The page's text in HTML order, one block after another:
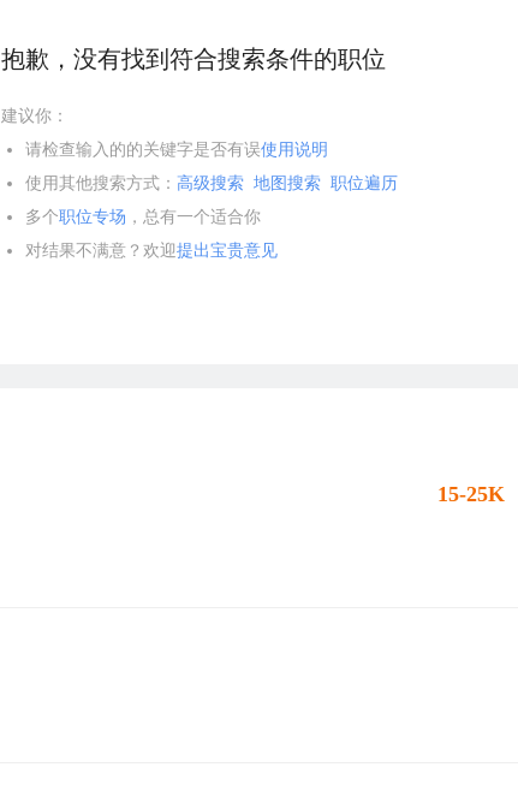
抱歉，没有找到符合搜索条件的职位
建议你：
请检查输入的的关键字是否有误使用说明
使用其他搜索方式： 高级搜索 地图搜索 职位遍历
多个职位专场 ，总有一个适合你
对结果不满意？欢迎提出宝贵意见
15-25K